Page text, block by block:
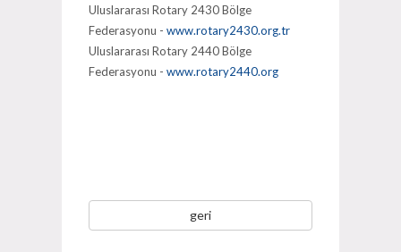
Uluslararası Rotary 2430 Bölge
Federasyonu - www.rotary2430.org.tr
Uluslararası Rotary 2440 Bölge
Federasyonu - www.rotary2440.org
geri